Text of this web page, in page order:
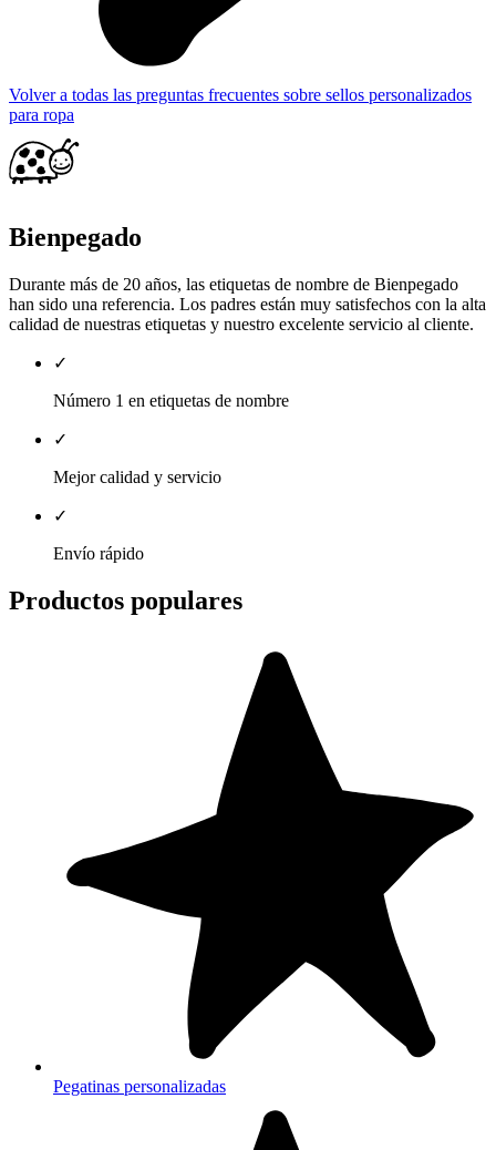
Volver a todas las preguntas frecuentes sobre sellos personalizados
para ropa
Bienpegado
Durante más de 20 años, las etiquetas de nombre de Bienpegado
han sido una referencia. Los padres están muy satisfechos con la alta
calidad de nuestras etiquetas y nuestro excelente servicio al cliente.
✓
Número 1 en etiquetas de nombre
✓
Mejor calidad y servicio
✓
Envío rápido
Productos populares
Pegatinas personalizadas